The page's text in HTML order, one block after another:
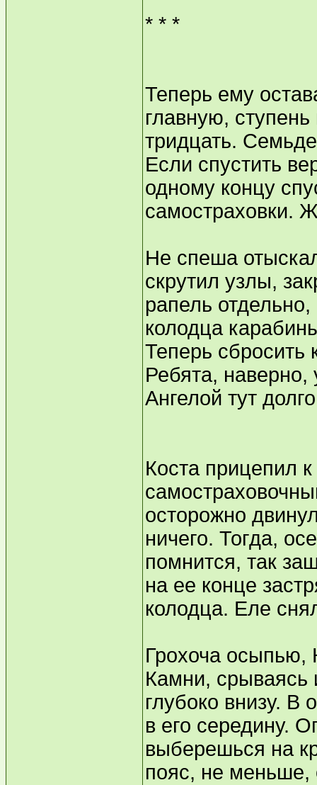
* * *
Теперь ему
главную,
тридцать.
Если спустить
одному концу
самостраховки.
Не спеша
скрутил узлы,
рапель
колодца
Теперь сбросить
Ребята,
Ангелой тут
Коста прицепил
осторожно
ничего. Тогда,
помнится, так
на ее конце
колодца. Еле
Грохоча осыпью,
Камни, срываясь
глубоко внизу. В
в его середину.
выберешься на
пояс, не меньше,